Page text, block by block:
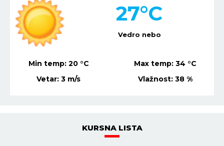
Vedro nebo
27°C
Min temp: 20 °C Max temp:34 °C
Vetar:3 m/s Vlažnost:38 %
KURSNA LISTA